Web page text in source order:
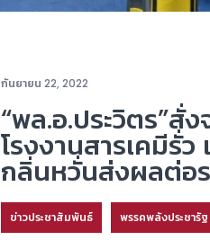
กันยายน 22, 2022
“พล.อ.ประวิตร”สั่
โรงงานสารเคมีรั่
กลิ่นหวั่นส่งผลต่อร
ข่าวประชาสัมพันธ์ พรรคพลังประชารัฐ